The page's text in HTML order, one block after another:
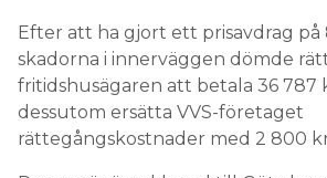
Efter att ha gjort ett prisavdrag
skadorna i innerväggen dömde
fritidshusägaren att betala 36 787
dessutom ersätta VVS-företaget
rättegångskostnader med 2 800